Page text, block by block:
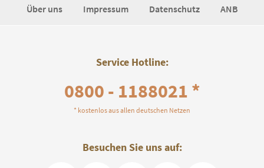
Über uns Impressum Datenschutz ANB
Service Hotline:
0800 - 1188021 *
* kostenlos aus allen deutschen Netzen
Besuchen Sie uns auf: